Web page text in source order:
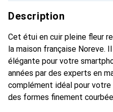
Description
Cet étui en cuir pleine fleur
la maison française Noreve.
élégante pour votre
années par des experts en
complément idéal pour votre
des formes finement